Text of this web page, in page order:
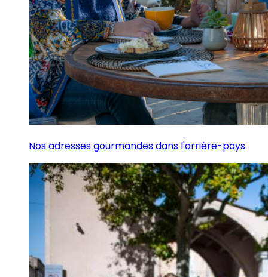
Nos adresses gourmandes dans l'arrière-pays